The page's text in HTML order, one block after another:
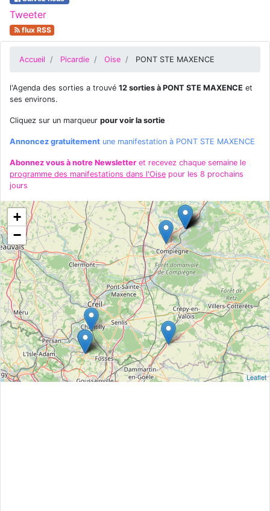
Tweeter
flux RSS
Accueil Picardie Oise PONT STE MAXENCE
l'Agenda des sorties a trouvé 12 sorties à PONT STE MAXENCE et
ses environs.
Cliquez sur un marqueur pour voir la sortie
Annoncez gratuitement une manifestation à PONT STE MAXENCE
Abonnez vous à notre Newsletter et recevez chaque semaine le
programme des manifestations dans l'Oise pour les 8 prochains
jours
+
−
Leaflet